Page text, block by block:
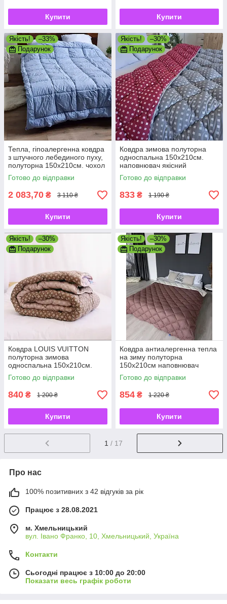
Купити Купити
Якість!
–33%
Подарунок
Тепла, гіпоалергенна ковдра
з штучного лебединого пуху,
полуторна 150х210см. чохол
100% бавовна ТМ АРДА
Готово до відправки
2 083,70 ₴ 3 110 ₴
Купити
Якість!
–30%
Подарунок
Ковдра зимова полуторна
односпальна 150х210см.
наповнювач якісний
холофайбер, виробник
УКРАЇНА
Готово до відправки
833 ₴ 1 190 ₴
Купити
Якість!
–30%
Подарунок
Ковдра LOUIS VUITTON
полуторна зимова
односпальна 150х210см.
наповнювач якісний
холофайбер
Готово до відправки
840 ₴ 1 200 ₴
Купити
Якість!
–30%
Подарунок
Ковдра антиалергенна тепла
на зиму полуторна
150х210см наповнювач
холлофайбер, колір
шоколад-молоко
Готово до відправки
854 ₴ 1 220 ₴
Купити
1 / 17
Про нас
100% позитивних з 42 відгуків за рік
Працює з 28.08.2021
м. Хмельницький
вул. Івано Франко, 10, Хмельницький, Україна
Контакти
Сьогодні працює з 10:00 до 20:00
Показати весь графік роботи